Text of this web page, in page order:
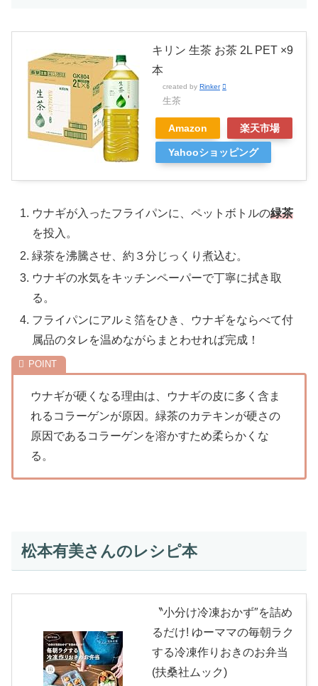
キリン 生茶 お茶 2L PET ×9
本
created by Rinker
生茶
Amazon 楽天市場
Yahooショッピング
ウナギが入ったフライパンに、ペットボトルの緑茶
を投入。
緑茶を沸騰させ、約３分じっくり煮込む。
ウナギの水気をキッチンペーパーで丁寧に拭き取
る。
フライパンにアルミ箔をひき、ウナギをならべて付
属品のタレを温めながらまとわせれば完成！
ウナギが硬くなる理由は、ウナギの皮に多く含ま
れるコラーゲンが原因。緑茶のカテキンが硬さの
原因であるコラーゲンを溶かすため柔らかくな
る。
松本有美さんのレシピ本
〝小分け冷凍おかず″を詰め
るだけ! ゆーママの毎朝ラク
する冷凍作りおきのお弁当
(扶桑社ムック)